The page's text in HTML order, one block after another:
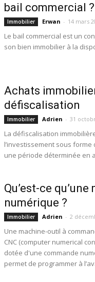
bail commercial ?
Immobilier Erwan - 14 mars
Le bail commercial est un
son bien immobilier à la
Achats
défiscalisation
Immobilier Adrien - 31
La défiscalisation
l’investissement sous
une période déterminée en
Qu’est-ce
numérique ?
Immobilier Adrien - 2
Une machine-outil à
CNC (computer numerical
dotée d'une commande
permet de programmer à